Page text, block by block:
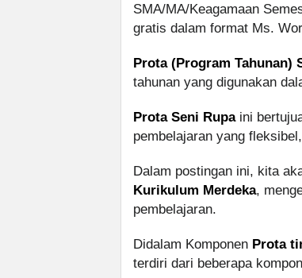
SMA/MA/Keagamaan
gratis dalam format Ms.
Prota (Program Tahunan)
tahunan yang digunakan
Prota Seni Rupaini
pembelajaran yang
Dalam postingan ini, kita
Kurikulum Merdeka,
pembelajaran.
Didalam Komponen Prota
terdiri dari beberapa